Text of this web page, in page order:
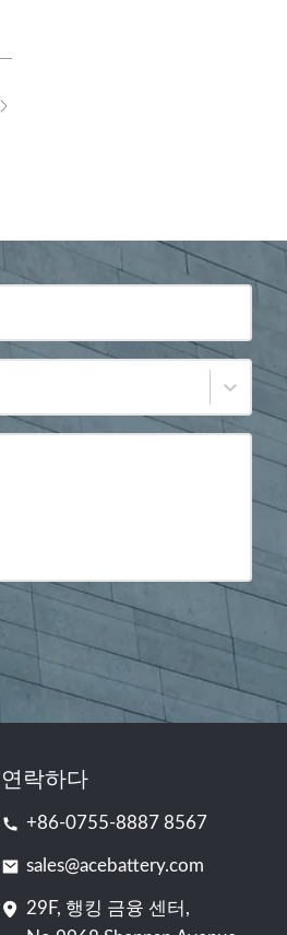
연락하다
+86-0755-8887 8567
sales@acebattery.com
29F, 행킹 금융 센터,